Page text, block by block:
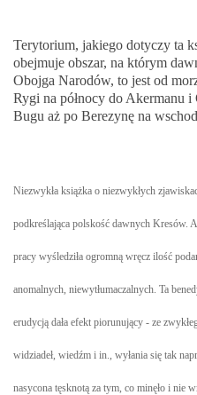
Terytorium, jakiego dotyczy ta
obejmuje obszar, na którym
Obojga Narodów, to jest od
Rygi na północy do Akermanu i
Bugu aż po Berezynę na
Niezwykła książka o niezwykłych
podkreślająca polskość dawnych Kresów.
pracy wyśledziła ogromną wręcz ilość
anomalnych, niewytłumaczalnych. Ta
erudycją dała efekt piorunujący - ze
widziadeł, wiedźm i in., wyłania się tak
nasycona tęsknotą za tym, co minęło i nie